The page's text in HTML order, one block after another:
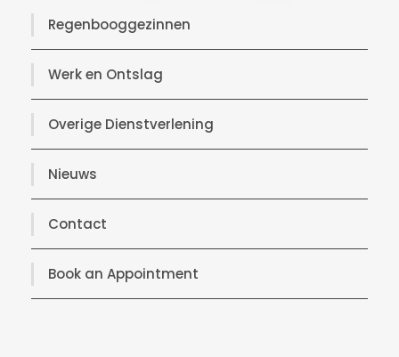
Regenbooggezinnen
Werk en Ontslag
Overige Dienstverlening
Nieuws
Contact
Book an Appointment